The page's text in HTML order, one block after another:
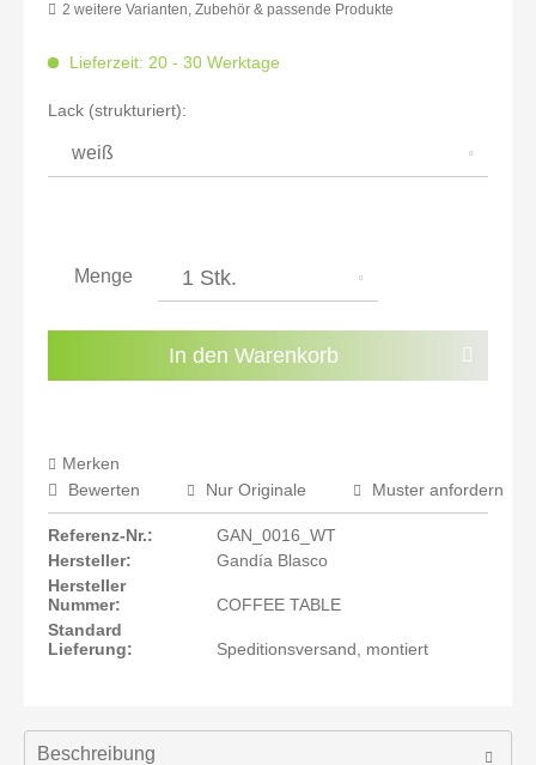
inkl. 20% MwSt.: 1.361,34 €
inkl. 21% MwSt.: 1.372,69 €
inkl. 22% MwSt.: 1.384,03 €
2 weitere Varianten, Zubehör & passende Produkte
Lieferzeit: 20 - 30 Werktage
Lack (strukturiert):
Menge
In den Warenkorb
Merken
Bewerten
Nur Originale Muster anfordern
Referenz-Nr.:
GAN_0016_WT
Hersteller:
Gandía Blasco
Hersteller
Nummer:
COFFEE TABLE
Standard
Lieferung:
Speditionsversand, montiert
Beschreibung